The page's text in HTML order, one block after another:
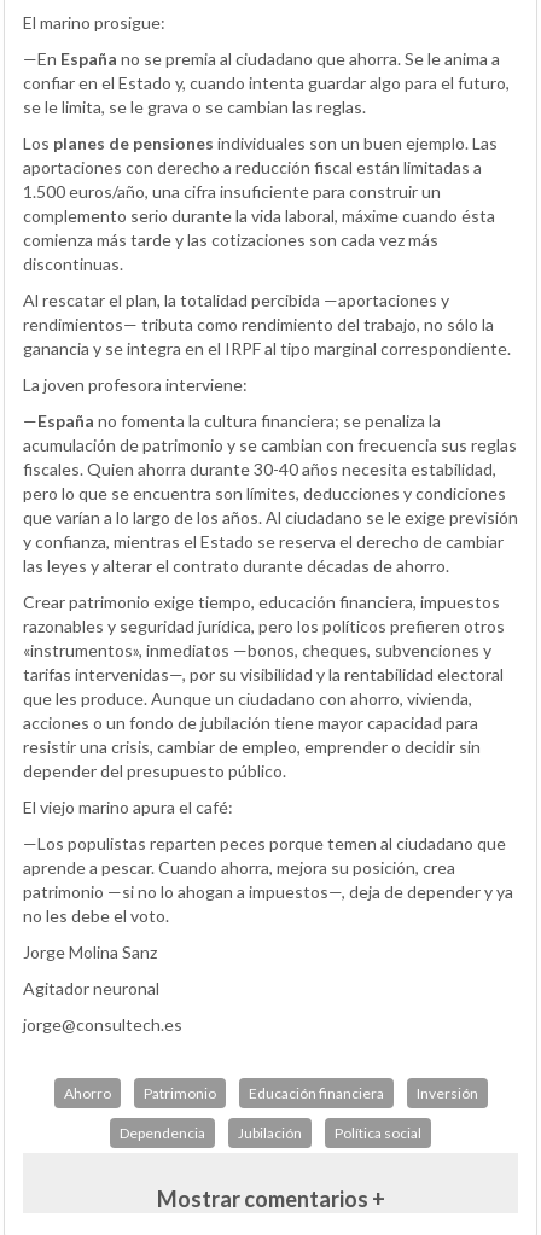
El marino prosigue:
—En España no se premia al ciudadano que ahorra. Se le anima a
confiar en el Estado y, cuando intenta guardar algo para el futuro,
se le limita, se le grava o se cambian las reglas.
Los planes de pensiones individuales son un buen ejemplo. Las
aportaciones con derecho a reducción fiscal están limitadas a
1.500 euros/año, una cifra insuficiente para construir un
complemento serio durante la vida laboral, máxime cuando ésta
comienza más tarde y las cotizaciones son cada vez más
discontinuas.
Al rescatar el plan, la totalidad percibida —aportaciones y
rendimientos— tributa como rendimiento del trabajo, no sólo la
ganancia y se integra en el IRPF al tipo marginal correspondiente.
La joven profesora interviene:
—España no fomenta la cultura financiera; se penaliza la
acumulación de patrimonio y se cambian con frecuencia sus reglas
fiscales. Quien ahorra durante 30-40 años necesita estabilidad,
pero lo que se encuentra son límites, deducciones y condiciones
que varían a lo largo de los años. Al ciudadano se le exige previsión
y confianza, mientras el Estado se reserva el derecho de cambiar
las leyes y alterar el contrato durante décadas de ahorro.
Crear patrimonio exige tiempo, educación financiera, impuestos
razonables y seguridad jurídica, pero los políticos prefieren otros
«instrumentos», inmediatos —bonos, cheques, subvenciones y
tarifas intervenidas—, por su visibilidad y la rentabilidad electoral
que les produce. Aunque un ciudadano con ahorro, vivienda,
acciones o un fondo de jubilación tiene mayor capacidad para
resistir una crisis, cambiar de empleo, emprender o decidir sin
depender del presupuesto público.
El viejo marino apura el café:
—Los populistas reparten peces porque temen al ciudadano que
aprende a pescar. Cuando ahorra, mejora su posición, crea
patrimonio —si no lo ahogan a impuestos—, deja de depender y ya
no les debe el voto.
Jorge Molina Sanz
Agitador neuronal
jorge@consultech.es
Ahorro Patrimonio Educación financiera Inversión
Dependencia Jubilación Política social
Mostrar comentarios +